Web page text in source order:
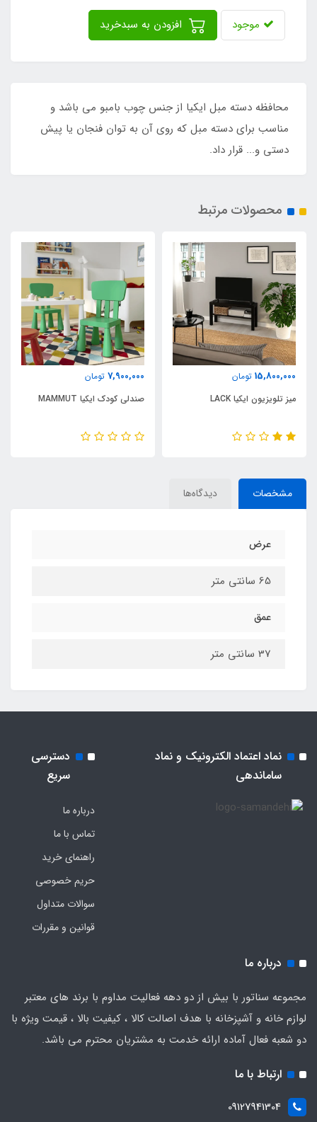
موجود
محافظه دسته مبل ایکیا از جنس چوب بامبو می باشد و
مناسب برای دسته مبل که روی آن به توان فنجان یا پیش
دستی و... قرار داد.
محصولات مرتبط
15,800,000 تومان
میز تلویزیون ایکیا LACK
7,900,000 تومان
صندلی کودک ایکیا MAMMUT
مشخصات دیدگاه‌ها
عرض
65 سانتی متر
عمق
37 سانتی متر
نماد اعتماد الکترونیک و نماد
ساماندهی
دسترسی
سریع
درباره ما
تماس با ما
راهنمای خرید
حریم خصوصی
سوالات متداول
قوانین و مقررات
درباره ما
مجموعه سناتور با بیش از دو دهه فعالیت مداوم با برند های معتبر
لوازم خانه و آشپزخانه با هدف اصالت کالا ، کیفیت بالا ، قیمت ویژه با
دو شعبه فعال آماده ارائه خدمت به مشتریان محترم می باشد.
ارتباط با ما
09127941304